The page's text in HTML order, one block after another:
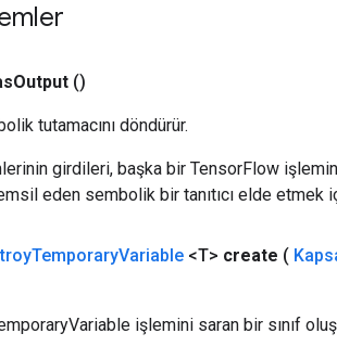
Output ()
tutamacını döndürür.
girdileri, başka bir TensorFlow
eden sembolik bir tanıtıcı elde etmek
TemporaryVariable <T> create (
işlemini saran bir sınıf